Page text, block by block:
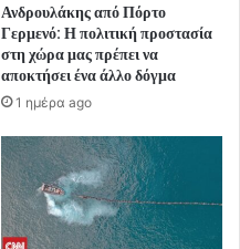
Ανδρουλάκης από Πόρτο
Γερμενό: Η πολιτική προστασία
στη χώρα μας πρέπει να
αποκτήσει ένα άλλο δόγμα
1 ημέρα ago